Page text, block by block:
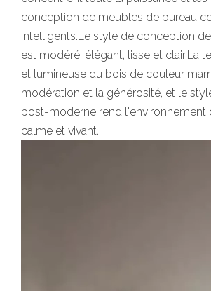
conception de meubles de bureau
intelligents.Le style de conception de
est modéré, élégant, lisse et clair.La
et lumineuse du bois de couleur
modération et la générosité, et le
post-moderne rend l'environnement
calme et vivant.